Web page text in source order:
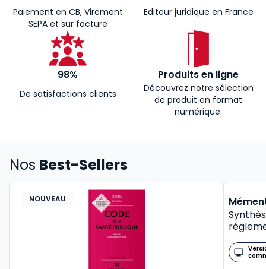
Paiement en CB, Virement
SEPA et sur facture
Editeur juridique en France
98%
De satisfactions clients
Produits en ligne
Découvrez notre sélection
de produit en format
numérique.
Nos Best-Sellers
NOUVEAU BEST-